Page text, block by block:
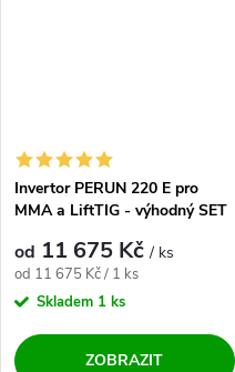
Invertor PERUN 220 E pro
MMA a LiftTIG - výhodný SET
od 11 675 Kč/ ks
Měrná cena:
od 11 675 Kč / 1 ks
Skladem 1 ks
ZOBRAZIT